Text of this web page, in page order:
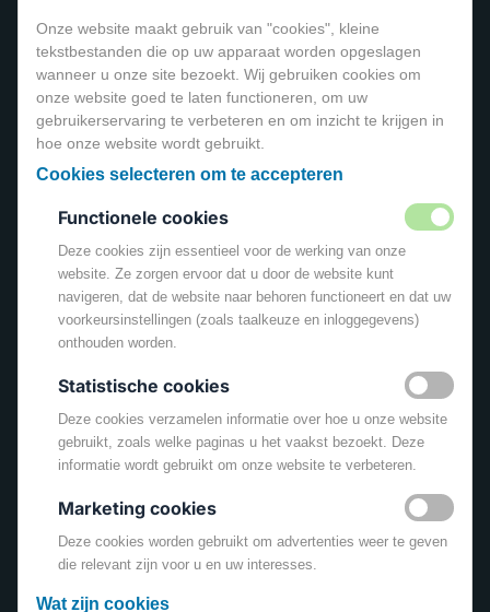
lekkers. Veel keus in decoratie voor taart en cupcakes,
kom kijken en genieten!
Links
Home
Over ons
Assortiment
Veelgestelde Vragen
Privacy verklaring
Contact
Contact
Brouwersgracht 347
3901 TL Veenendaal
0318- 769182
info@bakengeniet.nl
Social Media:
Onze website maakt gebruik van "cookies", kleine
tekstbestanden die op uw apparaat worden opgeslagen
wanneer u onze site bezoekt. Wij gebruiken cookies om
onze website goed te laten functioneren, om uw
gebruikerservaring te verbeteren en om inzicht te krijgen in
hoe onze website wordt gebruikt.
Cookies selecteren om te accepteren
Functionele cookies
Deze cookies zijn essentieel voor de werking van onze
website. Ze zorgen ervoor dat u door de website kunt
navigeren, dat de website naar behoren functioneert en dat uw
voorkeursinstellingen (zoals taalkeuze en inloggegevens)
onthouden worden.
Statistische cookies
Deze cookies verzamelen informatie over hoe u onze website
gebruikt, zoals welke paginas u het vaakst bezoekt. Deze
informatie wordt gebruikt om onze website te verbeteren.
Marketing cookies
Deze cookies worden gebruikt om advertenties weer te geven
die relevant zijn voor u en uw interesses.
Wat zijn cookies